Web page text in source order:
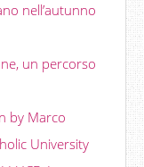
nell’autunno
un percorso
by Marco
University